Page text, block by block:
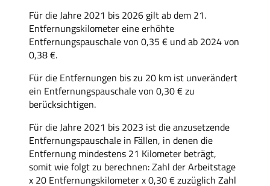
Für die Jahre 2021 bis 2026 gilt ab dem 21.
Entfernungskilometer eine erhöhte
Entfernungspauschale von 0,35 € und ab 2024 von
0,38 €.
Für die Entfernungen bis zu 20 km ist unverändert
ein Entfernungspauschale von 0,30 € zu
berücksichtigen.
Für die Jahre 2021 bis 2023 ist die anzusetzende
Entfernungspauschale in Fällen, in denen die
Entfernung mindestens 21 Kilometer beträgt,
somit wie folgt zu berechnen: Zahl der Arbeitstage
x 20 Entfernungskilometer x 0,30 € zuzüglich Zahl